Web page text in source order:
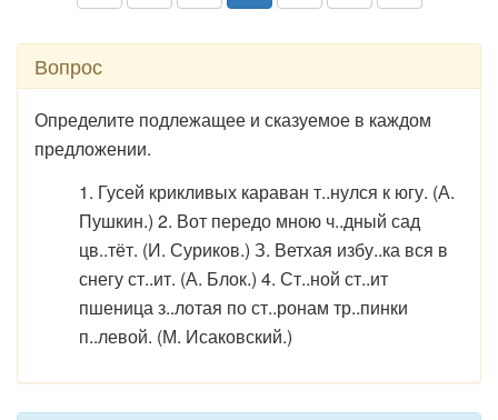
Вопрос
Определите подлежащее и сказуемое в каждом
предложении.
1. Гусей крикливых караван т..нулся к югу. (А.
Пушкин.) 2. Вот передо мною ч..дный сад
цв..тёт. (И. Суриков.) З. Ветхая избу..ка вся в
снегу ст..ит. (А. Блок.) 4. Ст..ной ст..ит
пшеница з..лотая по ст..ронам тр..пинки
п..левой. (М. Исаковский.)